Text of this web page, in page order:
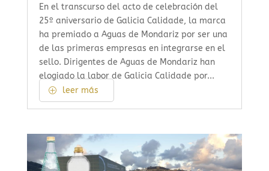
En el transcurso del acto de celebración del
25º aniversario de Galicia Calidade, la marca
ha premiado a Aguas de Mondariz por ser una
de las primeras empresas en integrarse en el
sello. Dirigentes de Aguas de Mondariz han
elogiado la labor de Galicia Calidade por...
leer más